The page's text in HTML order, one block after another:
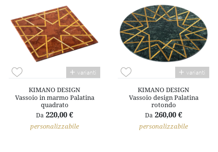
varianti
KIMANO DESIGN
Vassoio in marmo Palatina
quadrato
Da 220,00 €
personalizzabile
varianti
KIMANO DESIGN
Vassoio design Palatina
rotondo
Da 260,00 €
personalizzabile